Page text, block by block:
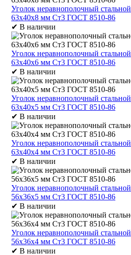
Уголок неравнополочный стальной
63х40х8 мм Ст3 ГОСТ 8510-86
✔ В наличии
Уголок неравнополочный стальной
63х40х6 мм Ст3 ГОСТ 8510-86
✔ В наличии
Уголок неравнополочный стальной
63х40х5 мм Ст3 ГОСТ 8510-86
✔ В наличии
Уголок неравнополочный стальной
63х40х4 мм Ст3 ГОСТ 8510-86
✔ В наличии
Уголок неравнополочный стальной
56х36х5 мм Ст3 ГОСТ 8510-86
✔ В наличии
Уголок неравнополочный стальной
56х36х4 мм Ст3 ГОСТ 8510-86
✔ В наличии